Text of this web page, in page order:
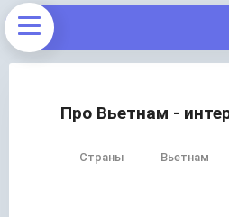
Про Вьетнам -
Страны Вьетнам